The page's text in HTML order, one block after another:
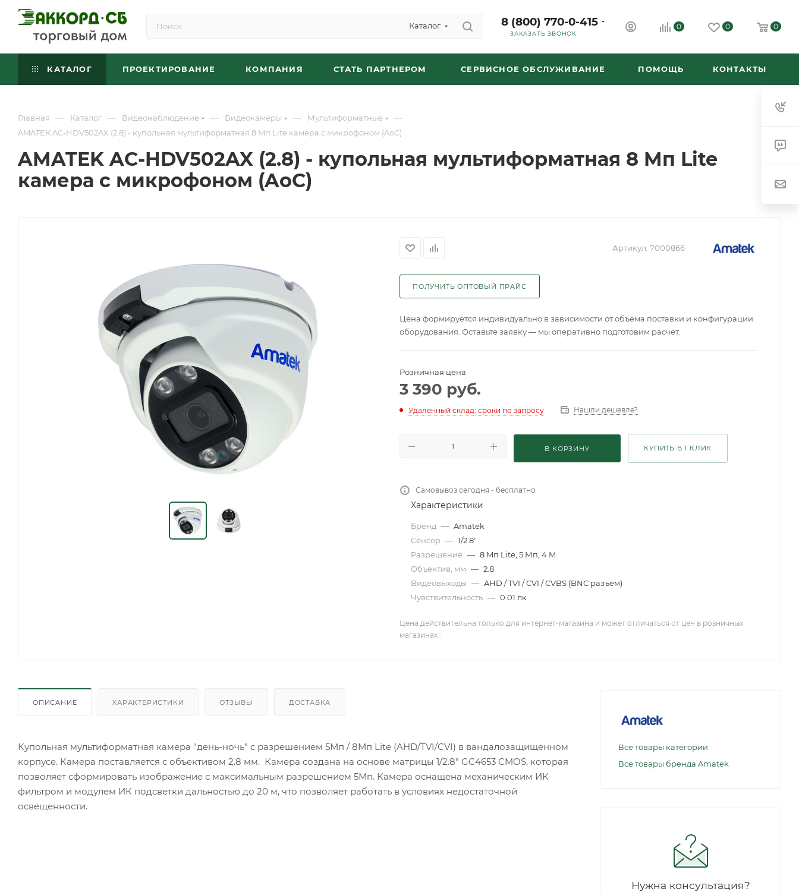
Каталог 8 (800) 770-0-415
ЗАКАЗАТЬ ЗВОНОК
0 0 0
КАТАЛОГ ПРОЕКТИРОВАНИЕ КОМПАНИЯ СТАТЬ ПАРТНЕРОМ СЕРВИСНОЕ ОБСЛУЖИВАНИЕ ПОМОЩЬ КОНТАКТЫ
Главная — Каталог — Видеонаблюдение — Видеокамеры — Мультиформатные —
AMATEK AC-HDV502AX (2.8) - купольная мультиформатная 8 Mп Lite камера с микрофоном (AoC)
AMATEK AC-HDV502AX (2.8) - купольная мультиформатная 8 Mп Lite
камера с микрофоном (AoC)
Артикул: 7000866
ПОЛУЧИТЬ ОПТОВЫЙ ПРАЙС
Цена формируется индивидуально в зависимости от объема поставки и конфигурации
оборудования. Оставьте заявку — мы оперативно подготовим расчет.
Розничная цена
3 390 руб.
Удаленный склад: сроки по запросу Нашли дешевле?
В КОРЗИНУ КУПИТЬ В 1 КЛИК
Самовывоз сегодня - бесплатно
Характеристики
Бренд — Amatek
Сенсор — 1/2.8"
Разрешение — 8 Mп Lite, 5 Мп, 4 М
Объектив, мм — 2.8
Видеовыходы — AHD / TVI / CVI / CVBS (BNC разъем)
Чувствительность — 0.01 лк
Цена действительна только для интернет-магазина и может отличаться от цен в розничных
магазинах .
ОПИСАНИЕ ХАРАКТЕРИСТИКИ ОТЗЫВЫ ДОСТАВКА
Купольная мультиформатная камера "день-ночь" с разрешением 5Мп / 8Мп Lite (AHD/TVI/CVI) в вандалозащищенном
корпусе. Камера поставляется с объективом 2.8 мм. Камера создана на основе матрицы 1/2.8" GC4653 CMOS, которая
позволяет сформировать изображение с максимальным разрешением 5Мп. Камера оснащена механическим ИК
фильтром и модулем ИК подсветки дальностью до 20 м, что позволяет работать в условиях недостаточной
освещенности.
Все товары категории
Все товары бренда Amatek
Нужна консультация?